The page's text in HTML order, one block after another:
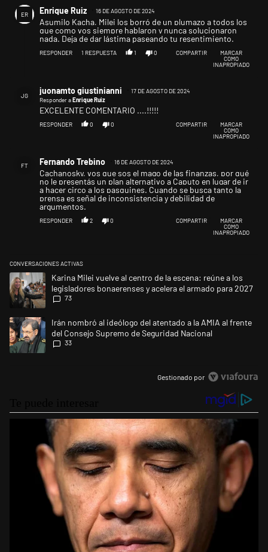
levantar pequeños cepos y eliminar todo los dias
restricciones cambiarias y de todo tipo para avanzar en la
eliminación de impuestos, los economistas como el señor
que hablan de atraso cambiario y demás pidiendo una
devaluación le hicieron perder millones de dolares al
gobierno y a los productores , lo que hay que entender es
que hay que invertir y producir mas y que milei va a
intentar generar competitividad endogena sin apostar a
ER Enrique Ruiz 16 DE AGOSTO DE 2024
Asumilo Kacha, Milei los borró de un plumazo a todos los
que como vos siempre hablaron y nunca solucionaron
nada. Deja de dar lástima paseando tu resentimiento.
RESPONDER 1 RESPUESTA 1 0 COMPARTIR
MARCAR
COMO
INAPROPIADO
JG
juonamto giustinianni
17 DE AGOSTO DE 2024
Responder aEnrique Ruiz
EXCELENTE COMENTARIO ....!!!!!
RESPONDER 0 0 COMPARTIR
MARCAR
COMO
INAPROPIADO
FT Fernando Trebino 16 DE AGOSTO DE 2024
Cachanosky, vos que sos el mago de las finanzas, por qué
no le presentás un plan alternativo a Caputo en lugar de ir
a hacer circo a los pasquines. Cuando se busca tanto la
prensa es señal de inconsistencia y debilidad de
argumentos.
RESPONDER 2 0 COMPARTIR
MARCAR
COMO
INAPROPIADO
CONVERSACIONES ACTIVAS
Este listado muestra los artículos con más comentarios en los últimos
Un artículo de tendencia con el título "Karina Milei vuelve al centro de
Karina Milei vuelve al centro de la escena: reúne a los
legisladores bonaerenses y acelera el armado para 2027
73
Un artículo de tendencia con el título "Irán nombró al ideólogo del
Irán nombró al ideólogo del atentado a la AMIA al frente
del Consejo Supremo de Seguridad Nacional
33
Gestionado por